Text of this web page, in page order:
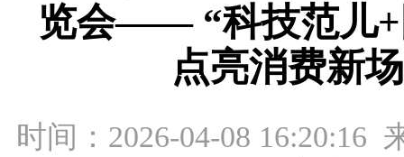
览会—— “科技范儿+
点亮消费新
时间：2026-04-08 16:20:16